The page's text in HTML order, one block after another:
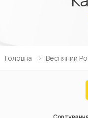
Головна Весняний